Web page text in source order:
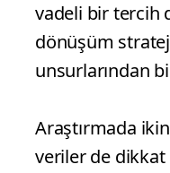
vadeli bir tercih
dönüşüm
unsurlarından
Araştırmada
veriler de dikkat